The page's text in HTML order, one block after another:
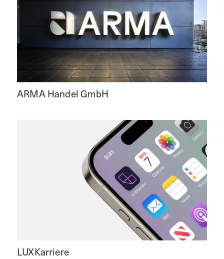
ARMA Handel GmbH
LUXKarriere